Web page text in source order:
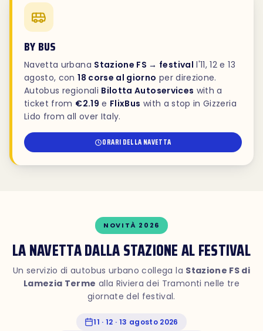
BY BUS
Navetta urbana Stazione FS → festival l'11, 12 e 13
agosto, con18 corse al giorno per direzione.
Autobus regionali Bilotta Autoservices with a
ticket from €2.19 e FlixBus with a stop in Gizzeria
Lido from all over Italy.
ORARI DELLA NAVETTA
NOVITÀ 2026
LA NAVETTA DALLA STAZIONE AL FESTIVAL
Un servizio di autobus urbano collega la Stazione FS di
Lamezia Terme alla Riviera dei Tramonti nelle tre
giornate del festival.
11 · 12 · 13 agosto 2026